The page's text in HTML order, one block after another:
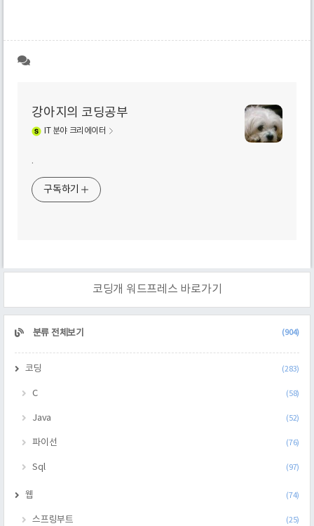
강아지의 코딩공부
IT분야 크리에이터
.
구독하기
코딩개 워드프레스 바로가기
CATEGORY
분류 전체보기 (904)
코딩 (283)
C (58)
Java (52)
파이선 (76)
Sql (97)
웹 (74)
스프링부트 (25)